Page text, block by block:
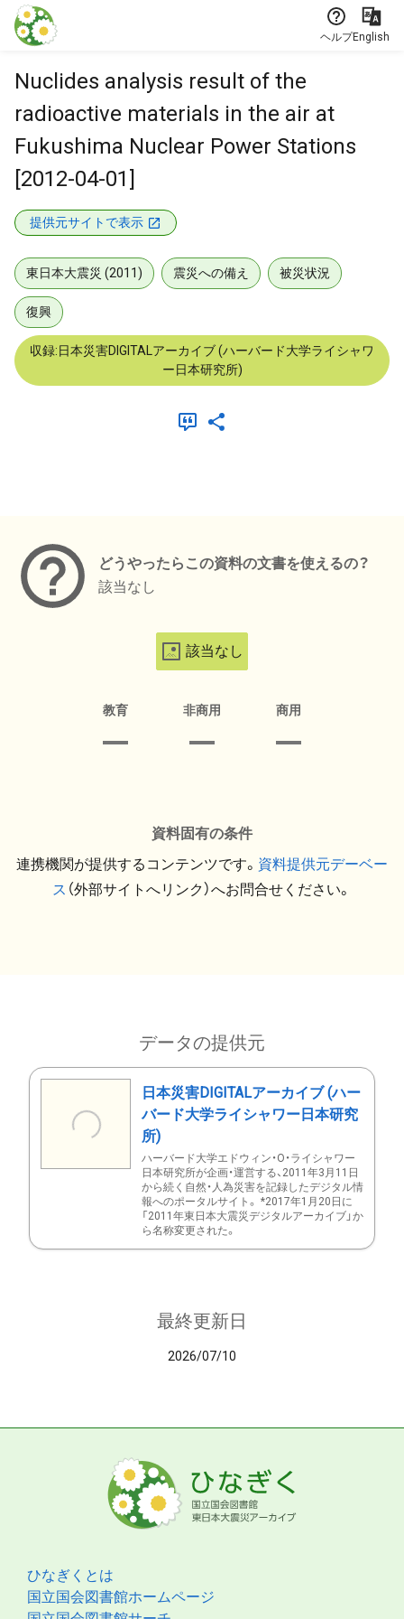
本文に飛ぶ
ヘルプEnglish
Nuclides analysis result of the
radioactive materials in the air at
Fukushima Nuclear Power Stations
[2012-04-01]
提供元サイトで表示
東日本大震災 (2011) 震災への備え 被災状況
復興
収録:日本災害DIGITALアーカイブ (ハーバード大学ライシャワ
ー日本研究所)
どうやったらこの資料の文書を使えるの？
該当なし
該当なし
教育 非商用 商用
資料固有の条件
連携機関が提供するコンテンツです。 資料提供元デーベー
ス （外部サイトへリンク）へお問合せください。
データの提供元
日本災害DIGITALアーカイブ (ハー
バード大学ライシャワー日本研究
所)
ハーバード大学エドウィン・O・ライシャワー
日本研究所が企画・運営する、2011年3月11日
から続く自然・人為災害を記録したデジタル情
報へのポータルサイト。 *2017年1月20日に
「2011年東日本大震災デジタルアーカイブ」か
ら名称変更された。
最終更新日
2026/07/10
ひなぎくとは
国立国会図書館ホームページ